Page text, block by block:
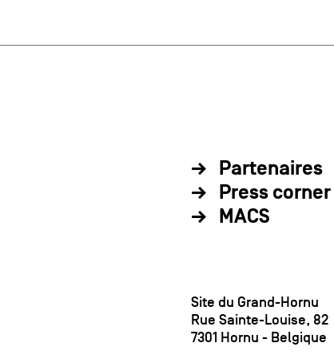
Partenaires
Press corner
MACS
Site du Grand-Hornu
Rue Sainte-Louise, 82
7301 Hornu - Belgique